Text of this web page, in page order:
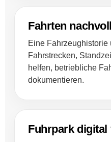
Fahrten
Eine Fahrzeughistorie
Fahrstrecken,
helfen, betriebliche
dokumentieren.
Fuhrpark digital